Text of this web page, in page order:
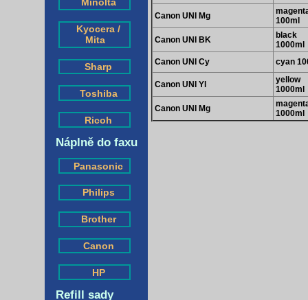
Minolta
Kyocera /
Mita
Sharp
Toshiba
Ricoh
Náplně do faxu
Panasonic
Philips
Brother
Canon
HP
Refill sady
Canon UNI Mg
100ml
Canon UNI BK
black
1000ml
Canon UNI Cy
cyan
Canon UNI Yl
yellow
1000ml
Canon UNI Mg
1000ml